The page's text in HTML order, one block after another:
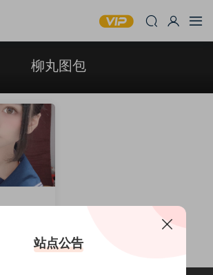
柳丸图包
持续更新]
站点公告